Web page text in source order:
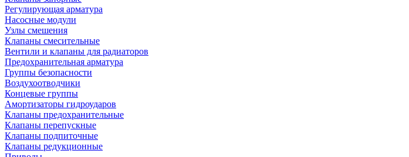
Регулирующая арматура
Насосные модули
Узлы смешения
Клапаны смесительные
Вентили и клапаны для радиаторов
Предохранительная арматура
Группы безопасности
Воздухоотводчики
Концевые группы
Амортизаторы гидроударов
Клапаны предохранительные
Клапаны перепускные
Клапаны подпиточные
Клапаны редукционные